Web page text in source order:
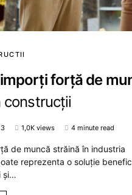
imporți forță de
construcții
1,0K views 4 minute read
de muncă străină în industria
reprezenta o soluție
și…